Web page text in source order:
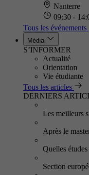
Nanterre
09:30 -
Tous les événements
Média
S’INFORMER
Actualité
Orientation
Vie étudiante
Tous les articles
DERNIERS
Les meilleurs
Après le
Quelles
Section